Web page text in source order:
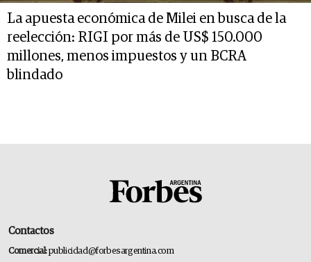
La apuesta económica de Milei en busca de la
reelección: RIGI por más de US$ 150.000
millones, menos impuestos y un BCRA
blindado
Contactos
Comercial:publicidad@forbesargentina.com